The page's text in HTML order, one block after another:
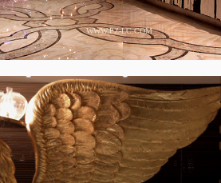
WWW.PZ-LC.COM